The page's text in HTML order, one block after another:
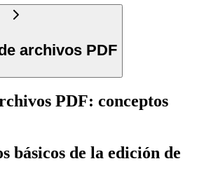
archivos PDF
PDF: conceptos
básicos de la edición de